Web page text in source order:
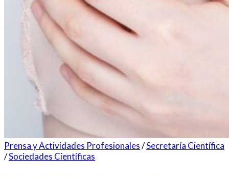
Prensa y Actividades Profesionales/Secretaría Científica
/Sociedades Científicas